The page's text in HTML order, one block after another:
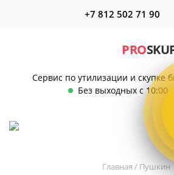
PRO
Сервис по утилизации и скупке
Без выходных с 10:00
+7 812 502 71 90
Главная / Пушкин